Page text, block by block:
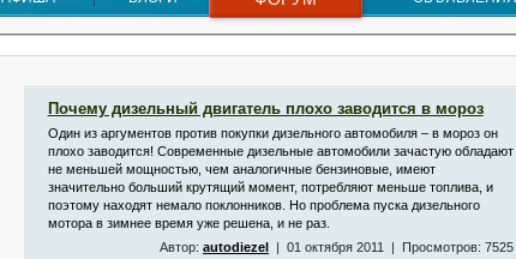
Почему дизельный двигатель плохо заводится в мороз
Один из аргументов против покупки дизельного автомобиля – в мороз он
плохо заводится! Современные дизельные автомобили зачастую обладают
не меньшей мощностью, чем аналогичные бензиновые, имеют
значительно больший крутящий момент, потребляют меньше топлива, и
поэтому находят немало поклонников. Но проблема пуска дизельного
мотора в зимнее время уже решена, и не раз.
Автор: autodiezel| 01 октября 2011 | Просмотров: 7525